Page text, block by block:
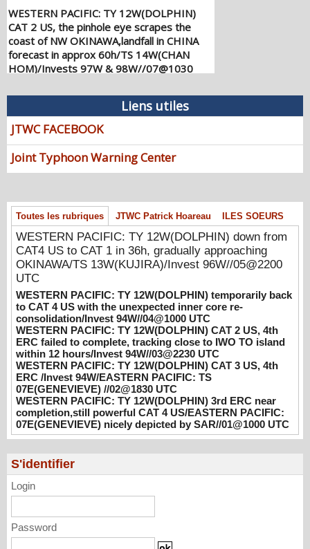
WESTERN PACIFIC: TY 12W(DOLPHIN)
CAT 2 US, the pinhole eye scrapes the
coast of NW OKINAWA,landfall in CHINA
forecast in approx 60h/TS 14W(CHAN
HOM)/Invests 97W & 98W//07@1030
UTC
WESTERN PACIFIC: TY 12W(DOLPHIN)
down from CAT4 US to CAT 1 in 36h,
gradually approaching OKINAWA/TS
13W(KUJIRA)/Invest 96W//05@2200 UTC
08/06/2026 -PATRICK HOAREAU
temporarily back to CAT 4 US with the
unexpected inner core re-
consolidation/Invest 94W//04@1000 UTC
08/04/2026 -PATRICK HOAREAU
WESTERN PACIFIC: TY 12W(DOLPHIN)
CAT 2 US, 4th ERC failed to complete,
tracking close to IWO TO island within 12
hours/Invest 94W//03@2230 UTC
08/04/2026 -PATRICK HOAREAU
WESTERN PACIFIC: TY 12W(DOLPHIN)
CAT 3 US, 4th ERC /Invest 94W/EASTERN
PACIFIC: TS 07E(GENEVIEVE) //02@1830
UTC
08/02/2026 -PATRICK HOAREAU
WESTERN PACIFIC: TY 12W(DOLPHIN)
4 US/EASTERN PACIFIC: 07E(GENEVIEVE)
nicely depicted by SAR//01@1000 UTC
08/01/2026
Liens utiles
JTWC FACEBOOK
Joint Typhoon Warning Center
Toutes les rubriques JTWC Patrick Hoareau ILES SOEURS
WESTERN PACIFIC: TY 12W(DOLPHIN) down from
CAT4 US to CAT 1 in 36h, gradually approaching
OKINAWA/TS 13W(KUJIRA)/Invest 96W//05@2200
UTC
WESTERN PACIFIC: TY 12W(DOLPHIN) temporarily back
to CAT 4 US with the unexpected inner core re-
consolidation/Invest 94W//04@1000 UTC
WESTERN PACIFIC: TY 12W(DOLPHIN) CAT 2 US, 4th
ERC failed to complete, tracking close to IWO TO island
within 12 hours/Invest 94W//03@2230 UTC
WESTERN PACIFIC: TY 12W(DOLPHIN) CAT 3 US, 4th
ERC /Invest 94W/EASTERN PACIFIC: TS
07E(GENEVIEVE) //02@1830 UTC
WESTERN PACIFIC: TY 12W(DOLPHIN) 3rd ERC near
completion,still powerful CAT 4 US/EASTERN PACIFIC:
07E(GENEVIEVE) nicely depicted by SAR//01@1000 UTC
S'identifier
Login
Password